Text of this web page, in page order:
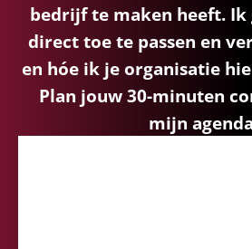
bedrijf te maken heeft. Ik
direct toe te passen en
en hóe ik je organisatie
Plan jouw 30-minuten
mijn